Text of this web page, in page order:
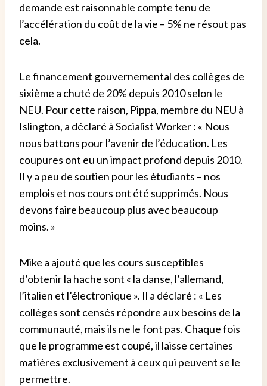
demande est raisonnable compte tenu de
l’accélération du coût de la vie – 5% ne résout pas
cela.
Le financement gouvernemental des collèges de
sixième a chuté de 20% depuis 2010 selon le
NEU. Pour cette raison, Pippa, membre du NEU à
Islington, a déclaré à Socialist Worker : « Nous
nous battons pour l’avenir de l’éducation. Les
coupures ont eu un impact profond depuis 2010.
Il y a peu de soutien pour les étudiants – nos
emplois et nos cours ont été supprimés. Nous
devons faire beaucoup plus avec beaucoup
moins. »
Mike a ajouté que les cours susceptibles
d’obtenir la hache sont « la danse, l’allemand,
l’italien et l’électronique ». Il a déclaré : « Les
collèges sont censés répondre aux besoins de la
communauté, mais ils ne le font pas. Chaque fois
que le programme est coupé, il laisse certaines
matières exclusivement à ceux qui peuvent se le
permettre.